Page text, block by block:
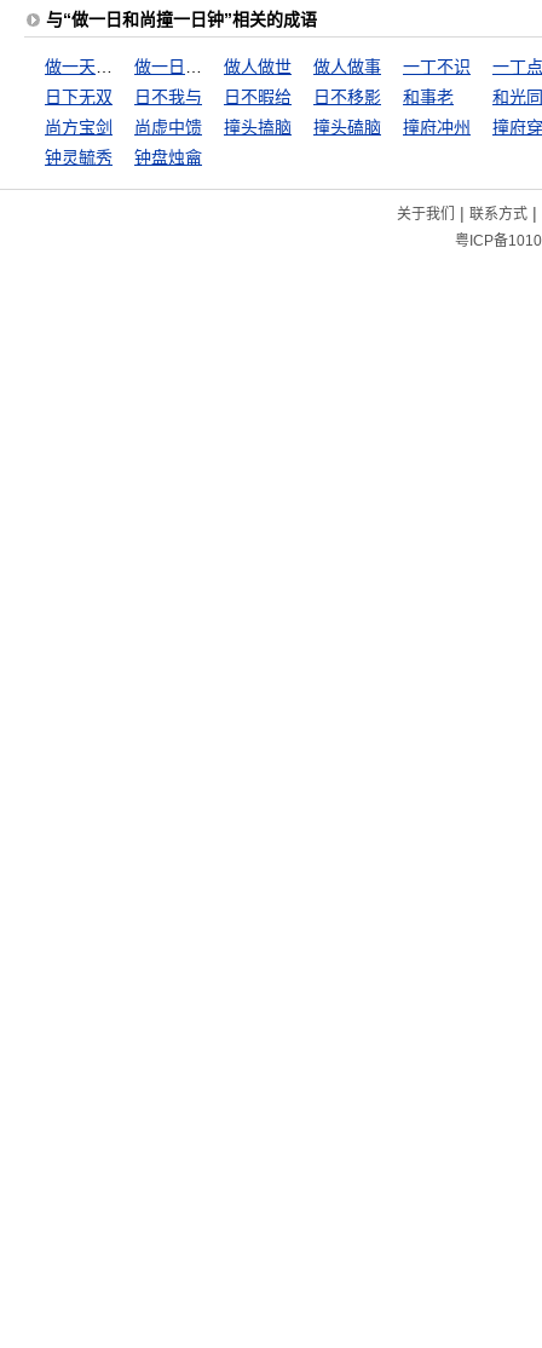
与“做一日和尚撞一日钟”相关的成语
做人做世 做人做事 一丁不识
一丁
日下无双
日不我与 日不暇给 日不移影 和事老
和光
尚方宝剑
尚虚中馈 撞头搕脑 撞头磕脑 撞府冲州
撞府
钟灵毓秀
钟盘烛龠
关于我们 | 联系方式|
粤ICP备